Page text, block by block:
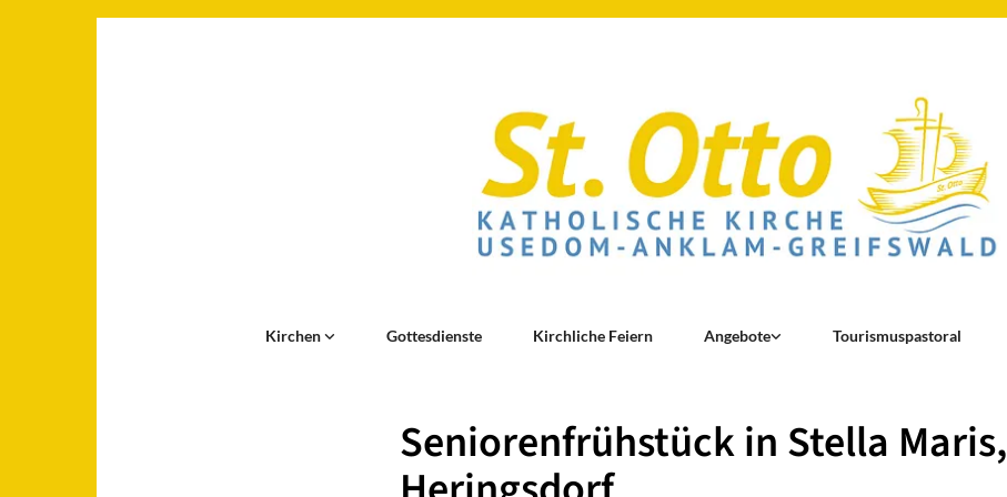
Kirchen Gottesdienste Kirchliche Feiern Angebote Tourismuspastoral
Seniorenfrühstück in Stella Maris,